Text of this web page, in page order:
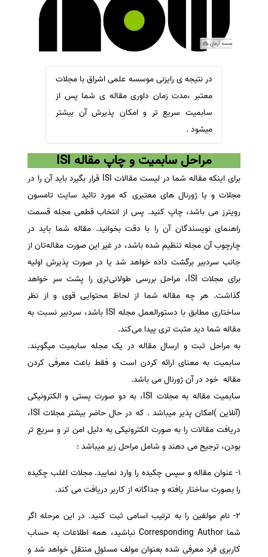
ترجمه عربی به فارسی
مشاهده همه زبان ها
سفارش پارافریز
سفارش فرمت‌بندی
سفارش کاهش کمیت
سفارش معرفی مجله
سفارش معرفی مقاله
سفارش معرفی کتاب
سفارش ترجمه مولتی‌مدیا
سفارش گویندگی
سفارش تولید محتوا
سفارش ترجمه همزمان
سفارش چکیده گرافیکی
سفارش تهیه کاورلتر
سفارش انگیزه‌نامه‌SOP
در نتیجه ی رایزنی موسسه علمی اشراق با مجلات
معتبر ،مدت زمان داوری مقاله ی شما پس از
سابمیت سریع تر و امکان پذیرش آن بیشتر
میشود .
مراحل سابمیت و چاپ مقاله ISI
برای اینکه مقاله شما در لیست مقالات ISI قرار بگیرد باید آن را در
مجلات و یا ژورنال های معتبری که مورد تائید سایت تامسون
رویترز می باشد، چاپ کنید. پس از انتخاب قطعی مجله قسمت
راهنمای نویسندگان آن را با دقت بخوانید. مقاله شما باید در
چارچوب آن مجله تنظیم شده باشد، در غیر این صورت مقاله‌تان از
جانب سردبیر برگشت داده خواهد شد یا در صورت پذیرش اولیه
برای مجلات ISI، مراحل بررسی طولانی‌تری را پشت سر خواهد
گذاشت. هر چه مقاله شما از لحاظ محتوایی قوی و از نظر
ساختاری مطابق با دستورالعمل مجله ISI باشد، سردبیر نسبت به
مقاله شما دید مثبت تری پیدا می‌کند.
به مراحل ثبت و ارسال مقاله در یک مجله سابمیت میگویند.
سابمیت به معنای ارائه کردن است و فقط باعث معرفی کردن
مقاله خود در آن ژورنال می باشد.
سابمیت مقاله به مجلات ISI، به دو صورت پستی و الکترونیکی
(آنلاین )امکان پذیر میباشد . که در حال حاضر بیشتر مجلات ISI،
دریافت مقالات را به صورت الکترونیکی به دلیل امن تر و سریع تر
بودن، ترجیح می دهند و شامل مراحل زیر میباشد :
1- عنوان مقاله و سپس چكیده را وارد نمایید. مجلات اغلب چكیده
را بصورت ساختار یافته و جداگانه از کاربر دریافت می کند.
2- نام مولفین را به ترتیب اسامی ثبت كنید. در این مرحله اگر
شما Corresponding Author نباشید، همه اطلاعات به حساب
كاربری فرد معرفی شده بعنوان مولف مسئول منتقل خواهد شد و